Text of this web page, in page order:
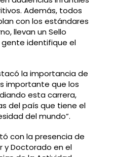
Además, todos
con los estándares
llevan un Sello
identifique el
la importancia de
importante que los
esta carrera,
del país que tiene el
del mundo”.
con la presencia de
y Doctorado en el